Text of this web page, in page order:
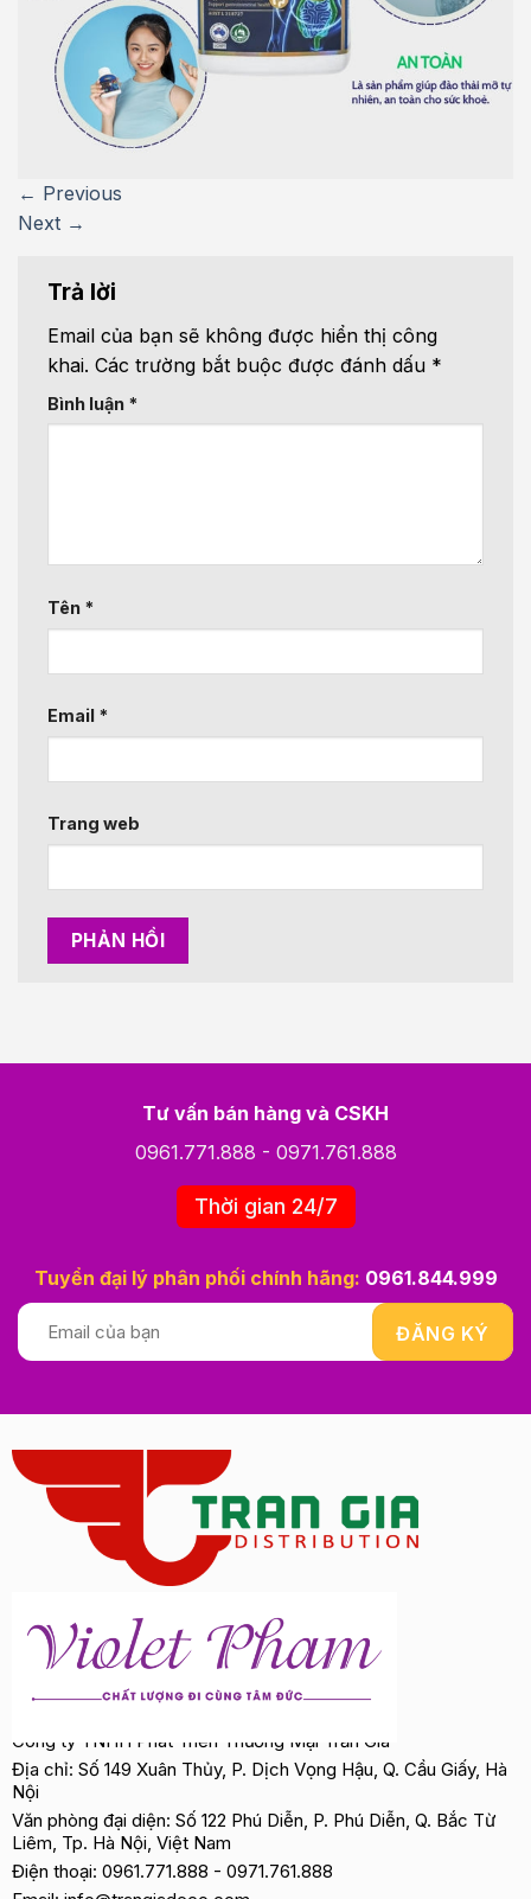
← Previous
Next →
Trả lời
Email của bạn sẽ không được hiển thị công
khai. Các trường bắt buộc được đánh dấu *
Bình luận *
Tên *
Email *
Trang web
Tư vấn bán hàng và CSKH
0961.771.888 - 0971.761.888
Thời gian 24/7
Tuyển đại lý phân phối chính hãng: 0961.844.999
Công ty TNHH Phát Triển Thương Mại Trần Gia
Địa chỉ: Số 149 Xuân Thủy, P. Dịch Vọng Hậu, Q. Cầu Giấy, Hà
Nội
Văn phòng đại diện: Số 122 Phú Diễn, P. Phú Diễn, Q. Bắc Từ
Liêm, Tp. Hà Nội, Việt Nam
Điện thoại: 0961.771.888 - 0971.761.888